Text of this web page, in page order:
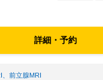
詳細・予約
前立腺MRI